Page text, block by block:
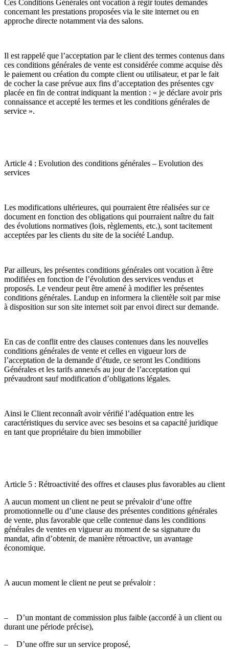
Ces Conditions Générales ont vocation à régir toutes demandes
concernant les prestations proposées via le site internet ou en
approche directe notamment via des salons.
Il est rappelé que l’acceptation par le client des termes contenus dans
ces conditions générales de vente est considérée comme acquise dès
le paiement ou création du compte client ou utilisateur, et par le fait
de cocher la case prévue aux fins d’acceptation des présentes cgv
placée en fin de contrat indiquant la mention : « je déclare avoir pris
connaissance et accepté les termes et les conditions générales de
service ».
Article 4 : Evolution des conditions générales – Evolution des
services
Les modifications ultérieures, qui pourraient être réalisées sur ce
document en fonction des obligations qui pourraient naître du fait
des évolutions normatives (lois, règlements, etc.), sont tacitement
acceptées par les clients du site de la société Landup.
Par ailleurs, les présentes conditions générales ont vocation à être
modifiées en fonction de l’évolution des services vendus et
proposés. Le vendeur peut être amené à modifier les présentes
conditions générales. Landup en informera la clientèle soit par mise
à disposition sur son site internet soit par envoi direct sur demande.
En cas de conflit entre des clauses contenues dans les nouvelles
conditions générales de vente et celles en vigueur lors de
l’acceptation de la demande d’étude, ce seront les Conditions
Générales et les tarifs annexés au jour de l’acceptation qui
prévaudront sauf modification d’obligations légales.
Ainsi le Client reconnaît avoir vérifié l’adéquation entre les
caractéristiques du service avec ses besoins et sa capacité juridique
en tant que propriétaire du bien immobilier
Article 5 : Rétroactivité des offres et clauses plus favorables au client
A aucun moment un client ne peut se prévaloir d’une offre
promotionnelle ou d’une clause des présentes conditions générales
de vente, plus favorable que celle contenue dans les conditions
générales de ventes en vigueur au moment de sa signature du
mandat, afin d’obtenir, de manière rétroactive, un avantage
économique.
A aucun moment le client ne peut se prévaloir :
– D’un montant de commission plus faible (accordé à un client ou
durant une période précise),
– D’une offre sur un service proposé,